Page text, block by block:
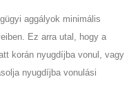
aggályok minimális
Ez arra utal, hogy a
korán nyugdíjba vonul, vagy
nyugdíjba vonulási